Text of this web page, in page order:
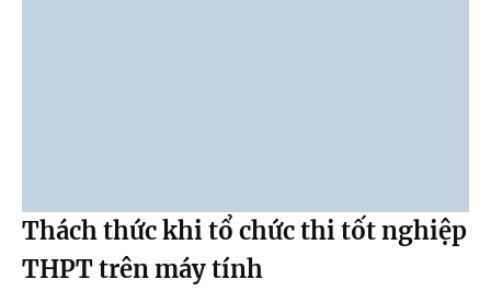
Thách thức khi tổ chức thi tốt nghiệp
THPT trên máy tính